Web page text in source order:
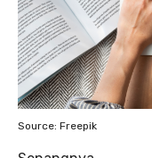
Source: Freepik